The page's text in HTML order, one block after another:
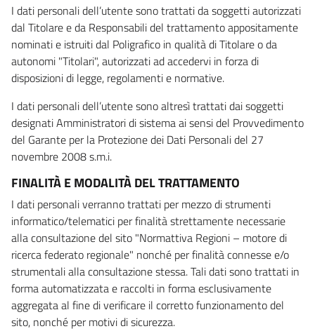
I dati personali dell’utente sono trattati da soggetti autorizzati
dal Titolare e da Responsabili del trattamento appositamente
nominati e istruiti dal Poligrafico in qualità di Titolare o da
autonomi "Titolari", autorizzati ad accedervi in forza di
disposizioni di legge, regolamenti e normative.
I dati personali dell’utente sono altresì trattati dai soggetti
designati Amministratori di sistema ai sensi del Provvedimento
del Garante per la Protezione dei Dati Personali del 27
novembre 2008 s.m.i.
FINALITÀ E MODALITÀ DEL TRATTAMENTO
I dati personali verranno trattati per mezzo di strumenti
informatico/telematici per finalità strettamente necessarie
alla consultazione del sito "Normattiva Regioni – motore di
ricerca federato regionale" nonché per finalità connesse e/o
strumentali alla consultazione stessa. Tali dati sono trattati in
forma automatizzata e raccolti in forma esclusivamente
aggregata al fine di verificare il corretto funzionamento del
sito, nonché per motivi di sicurezza.